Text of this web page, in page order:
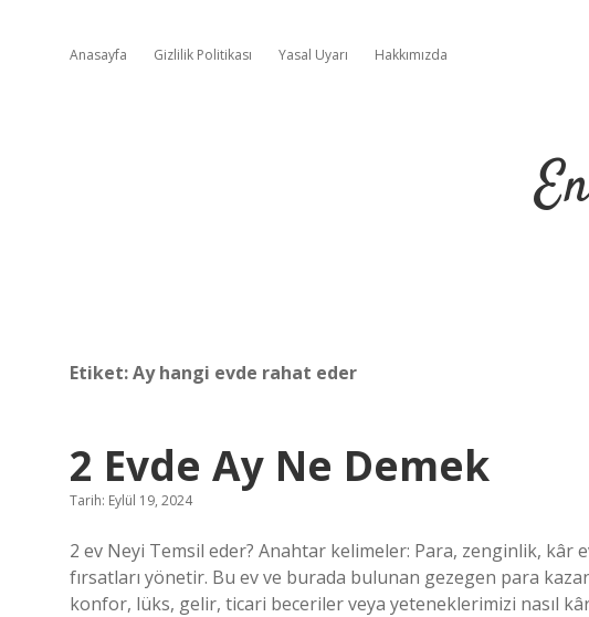
Anasayfa Gizlilik Politikası Yasal Uyarı Hakkımızda
Etiket:Ay hangi evde rahat eder
2 Evde Ay Ne Demek
Tarih: Eylül 19, 2024
2 ev Neyi Temsil eder? Anahtar kelimeler: Para, zenginlik, kâr
fırsatları yönetir. Bu ev ve burada bulunan gezegen para
konfor, lüks, gelir, ticari beceriler veya yeteneklerimizi nasıl